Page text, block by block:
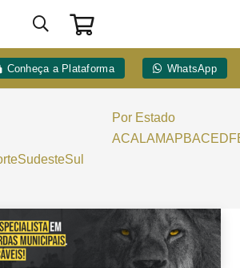
Conheça a Plataforma WhatsApp
SudesteSul
Por Estado
ACALAMAPBACEDF